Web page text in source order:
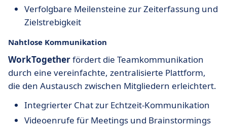
Verfolgbare Meilensteine zur Zeiterfassung und
Zielstrebigkeit
Nahtlose Kommunikation
WorkTogetherfördert die Teamkommunikation
durch eine vereinfachte, zentralisierte Plattform,
die den Austausch zwischen Mitgliedern erleichtert.
Integrierter Chat zur Echtzeit-Kommunikation
Videoenrufe für Meetings und Brainstormings